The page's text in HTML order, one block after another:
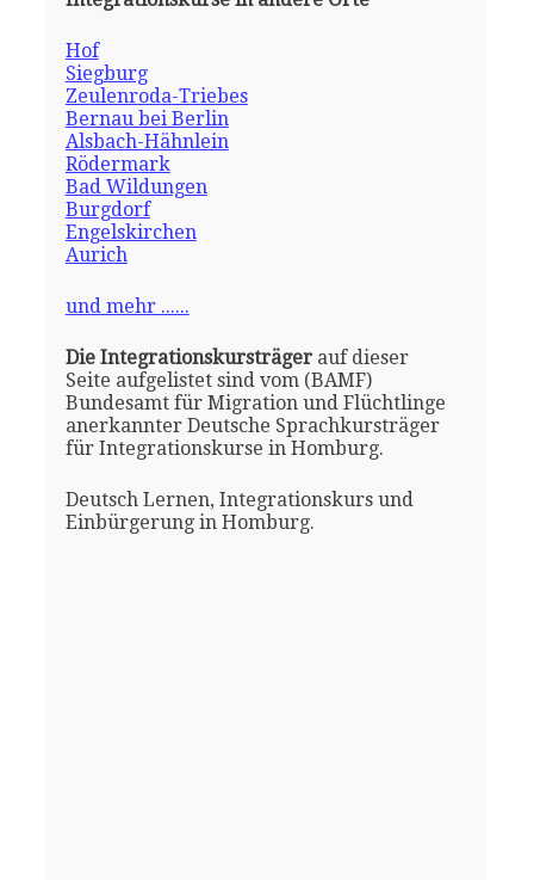
Hof
Siegburg
Zeulenroda-Triebes
Bernau bei Berlin
Alsbach-Hähnlein
Rödermark
Bad Wildungen
Burgdorf
Engelskirchen
Aurich
und mehr ......
Die Integrationskursträgerauf dieser
Seite aufgelistet sind vom (BAMF)
Bundesamt für Migration und Flüchtlinge
anerkannter Deutsche Sprachkursträger
für Integrationskurse in Homburg.
Deutsch Lernen, Integrationskurs und
Einbürgerung in Homburg.